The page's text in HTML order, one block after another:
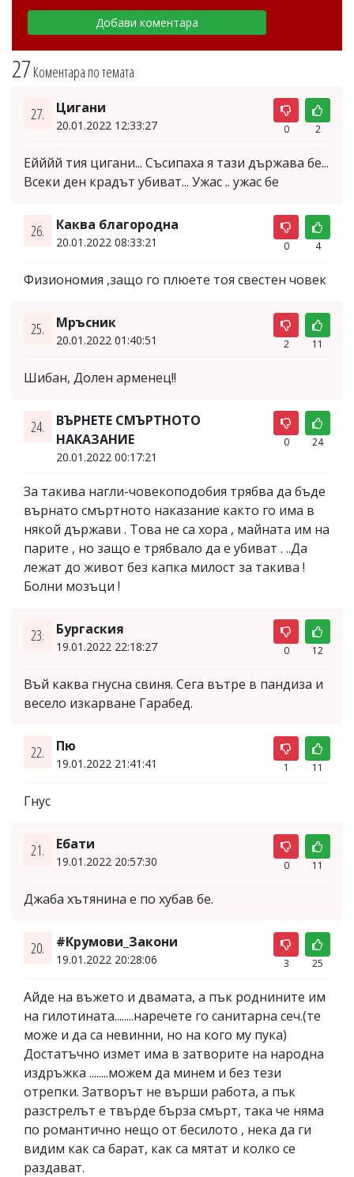
27 Коментара по темата
27. Цигани
20.01.2022 12:33:27 0 2
Ейййй тия цигани... Съсипаха я тази държава бе...
Всеки ден крадът убиват... Ужас .. ужас бе
26. Каква благородна
20.01.2022 08:33:21 0 4
Физиономия ,защо го плюете тоя свестен човек
25. Мръсник
20.01.2022 01:40:51 2 11
Шибан, Долен арменец!!
24.
ВЪРНЕТЕ СМЪРТНОТО
НАКАЗАНИЕ
20.01.2022 00:17:21
0 24
За такива нагли-човекоподобия трябва да бъде
върнато смъртното наказание както го има в
някой държави . Това не са хора , майната им на
парите , но защо е трябвало да е убиват . ..Да
лежат до живот без капка милост за такива !
Болни мозъци !
23. Бургаския
19.01.2022 22:18:27 0 12
Въй каква гнусна свиня. Сега вътре в пандиза и
весело изкарване Гарабед.
22. Пю
19.01.2022 21:41:41 1 11
Гнус
21. Ебати
19.01.2022 20:57:30 0 11
Джаба хътянина е по хубав бе.
20. #Крумови_Закони
19.01.2022 20:28:06 3 25
Айде на въжето и двамата, а пък роднините им
на гилотината........наречете го санитарна сеч.(те
може и да са невинни, но на кого му пука)
Достатъчно измет има в затворите на народна
издръжка ........можем да минем и без тези
отрепки. Затворът не върши работа, а пък
разстрелът е твърде бърза смърт, така че няма
по романтично нещо от бесилото , нека да ги
видим как са барат, как са мятат и колко се
раздават.